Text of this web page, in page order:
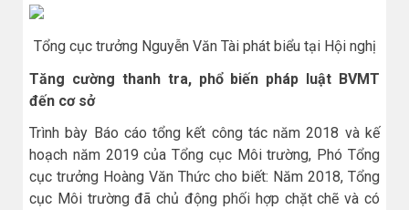
Tổng cục trưởng Nguyễn Văn Tài phát biểu tại Hội nghị
Tăng cường thanh tra, phổ biến pháp luật BVMT
đến cơ sở
Trình bày Báo cáo tổng kết công tác năm 2018 và kế
hoạch năm 2019 của Tổng cục Môi trường, Phó Tổng
cục trưởng Hoàng Văn Thức cho biết: Năm 2018, Tổng
cục Môi trường đã chủ động phối hợp chặt chẽ và có